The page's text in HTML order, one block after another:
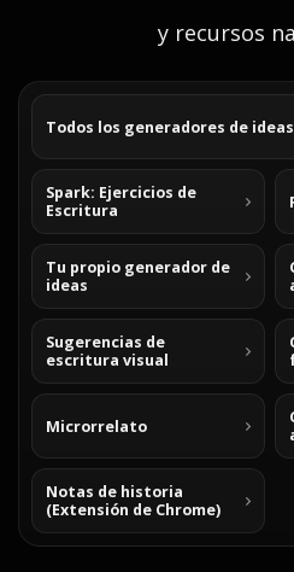
y recursos
Todos los generadores de ideas
Spark: Ejercicios de
Escritura
Tu propio generador de
ideas
Sugerencias de
escritura visual
Microrrelato
Notas de historia
(Extensión de Chrome)